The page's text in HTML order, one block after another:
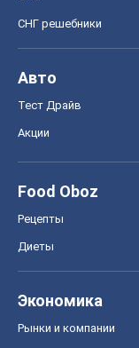
СНГ решебники
Авто
Тест Драйв
Акции
Food Oboz
Рецепты
Диеты
Экономика
Рынки и компании